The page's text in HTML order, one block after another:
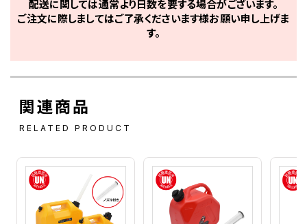
配送に関しては通常より日数を要する場合がございます。
ご注文に際しましてはご了承くださいます様お願い申し上げま
す。
関連商品
RELATED PRODUCT